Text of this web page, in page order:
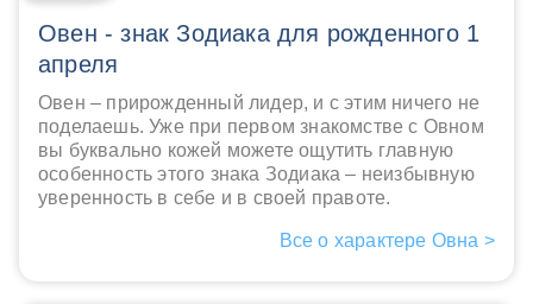
Овен - знак Зодиака для рожденного 1
апреля
Овен – прирожденный лидер, и с этим ничего не
поделаешь. Уже при первом знакомстве с Овном
вы буквально кожей можете ощутить главную
особенность этого знака Зодиака – неизбывную
уверенность в себе и в своей правоте.
Все о характере Овна >